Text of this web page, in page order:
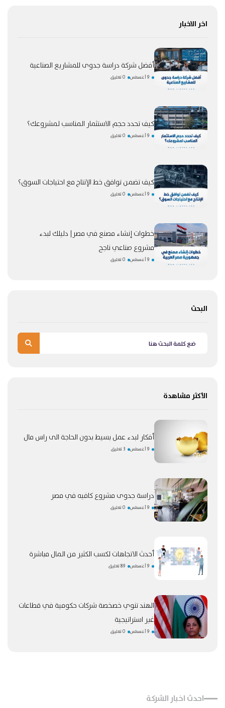
اخر الاخبار
أفضل شركة دراسة جدوى للمشاريع الصناعية
9 أغسطس 0 تعليق
كيف تحدد حجم الاستثمار المناسب لمشروعك؟
9 أغسطس 0 تعليق
كيف تضمن توافق خط الإنتاج مع احتياجات السوق؟
9 أغسطس 0 تعليق
خطوات إنشاء مصنع في مصر| دليلك لبدء
مشروع صناعي ناجح
9 أغسطس 0 تعليق
البحث
الأكثر مشاهدة
أفكار لبدء عمل بسيط بدون الحاجة الى راس مال
9 أغسطس 3 تعليق
دراسة جدوى مشروع كافيه في مصر
9 أغسطس 0 تعليق
أحدث الاتجاهات لكسب الكثير من المال مباشرة
9 أغسطس 89 تعليق
الهند تنوي خصخصة شركات حكومية في قطاعات
غير استراتيجية
9 أغسطس 0 تعليق
احدث اخبار الشركة